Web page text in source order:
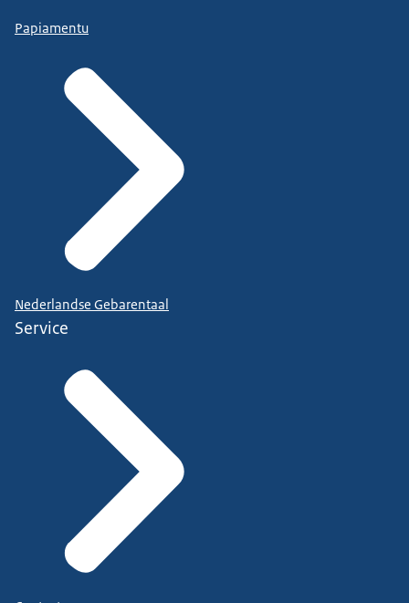
Papiamentu
Nederlandse Gebarentaal
Service